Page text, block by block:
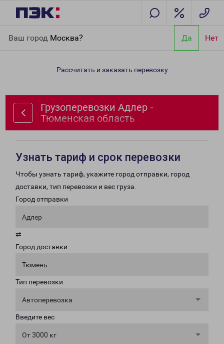
Ваш город Москва? Да Нет
область
Рассчитать и заказать перевозку
Грузоперевозки Адлер -
Тюменская область
Узнать тариф и срок перевозки
Чтобы узнать тариф, укажите город отправки, город
доставки, тип перевозки и вес груза.
Город отправки
Адлер
⇄
Город доставки
Тюмень
Тип перевозки
Автоперевозка
Введите вес
От 3000 кг